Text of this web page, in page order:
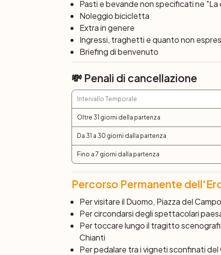
bocca aperta rendendo la vostra
Giorno 6: Siena
Dopo colazione, termine dei servizi e
Pasti e bevande non specificati ne
Noleggio bicicletta
Extra in genere
Ingressi, traghetti e quanto non
Briefing di benvenuto
💸 Penali di cancellazione
Intervallo Temporale
Oltre 31 giorni della partenza
Da 31 a 30 giorni dalla partenza
Fino a 7 giorni dalla partenza
Percorso Permanente
Per visitare il Duomo, Piazza del
Per circondarsi degli spettacolari
Per toccare lungo il tragitto
Chianti
Per pedalare tra i vigneti sconfinati del